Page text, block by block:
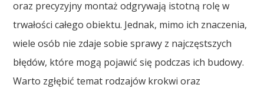
oraz precyzyjny montaż odgrywają istotną rolę w
trwałości całego obiektu. Jednak, mimo ich znaczenia,
wiele osób nie zdaje sobie sprawy z najczęstszych
błędów, które mogą pojawić się podczas ich budowy.
Warto zgłębić temat rodzajów krokwi oraz